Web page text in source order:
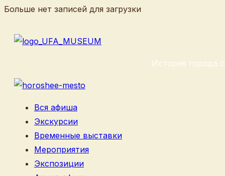
Больше нет записей для загрузки
История города
Вся афиша
Экскурсии
Временные выставки
Мероприятия
Экспозиции